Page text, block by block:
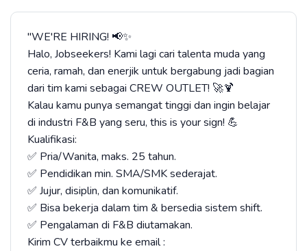
"WE'RE HIRING! 📢✨
Halo, Jobseekers! Kami lagi cari talenta muda yang
ceria, ramah, dan enerjik untuk bergabung jadi bagian
dari tim kami sebagai CREW OUTLET! 🚀🍹
Kalau kamu punya semangat tinggi dan ingin belajar
di industri F&B yang seru, this is your sign! 💪
Kualifikasi:
✅ Pria/Wanita, maks. 25 tahun.
✅ Pendidikan min. SMA/SMK sederajat.
✅ Jujur, disiplin, dan komunikatif.
✅ Bisa bekerja dalam tim & bersedia sistem shift.
✅ Pengalaman di F&B diutamakan.
Kirim CV terbaikmu ke email :